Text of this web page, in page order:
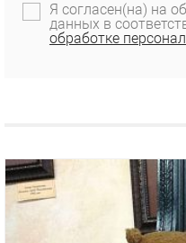
Я согласен(на) на
данных в
обработке